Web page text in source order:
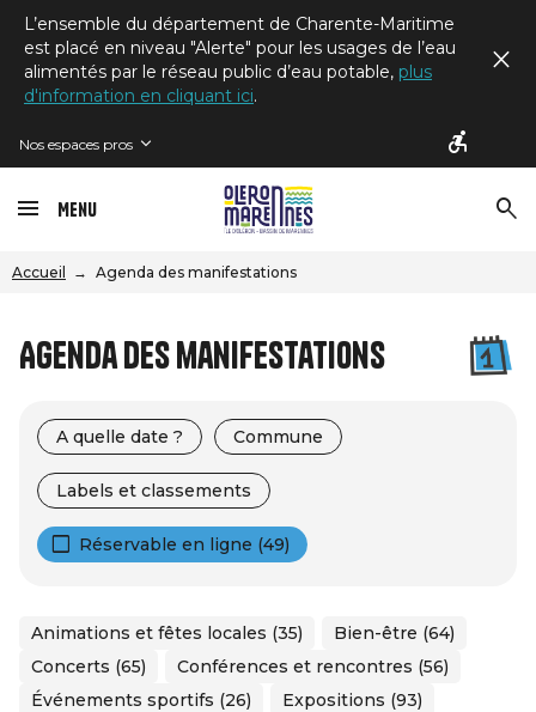
L’ensemble du département de Charente-Maritime
est placé en niveau "Alerte" pour les usages de l’eau
alimentés par le réseau public d’eau potable, plus
d'information en cliquant ici.
Nos espaces pros
Menu
Accueil Agenda des manifestations
Agenda des manifestations
A quelle date ? Commune
Labels et classements
Réservable en ligne (49)
Animations et fêtes locales (35)
Bien-être (64)
Concerts (65)
Conférences et rencontres (56)
Événements sportifs (26)
Expositions (93)